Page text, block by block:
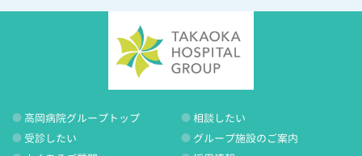
高岡病院グループトップ
相談したい
受診したい
グループ施設のご案内